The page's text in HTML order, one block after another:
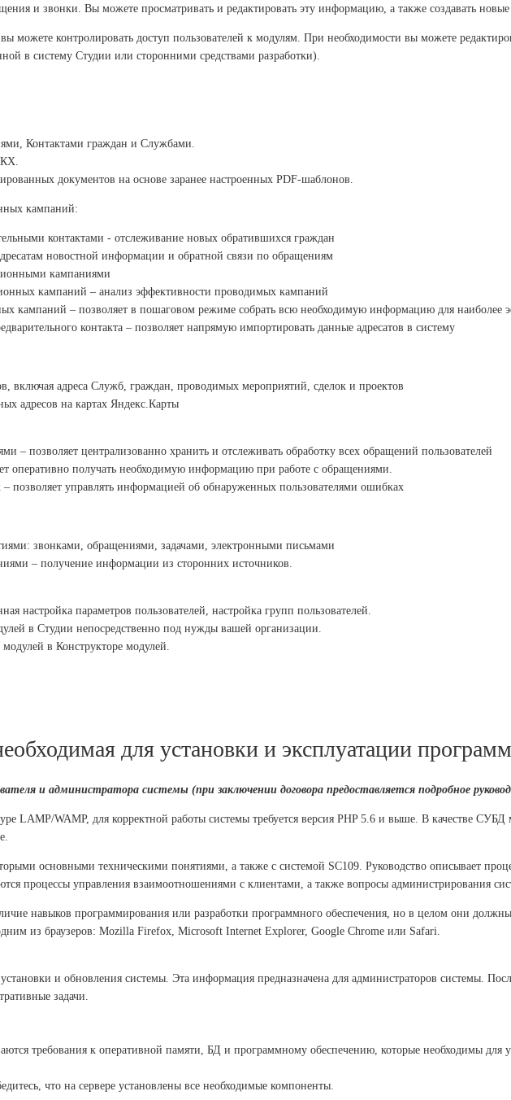
и звонки. Вы можете просматривать и редактировать эту информацию, а также создавать
можете контролировать доступ пользователей к модулям. При необходимости вы можете
в систему Студии или сторонними средствами разработки).
Контактами граждан и Службами.
документов на основе заранее настроенных PDF-шаблонов.
кампаний:
контактами - отслеживание новых обратившихся граждан
новостной информации и обратной связи по обращениям
кампаниями
кампаний – анализ эффективности проводимых кампаний
кампаний – позволяет в пошаговом режиме собрать всю необходимую информацию для наиболее
контакта – позволяет напрямую импортировать данные адресатов в систему
включая адреса Служб, граждан, проводимых мероприятий, сделок и проектов
адресов на картах Яндекс.Карты
– позволяет централизованно хранить и отслеживать обработку всех обращений пользователей
оперативно получать необходимую информацию при работе с обращениями.
позволяет управлять информацией об обнаруженных пользователями ошибках
звонками, обращениями, задачами, электронными письмами
– получение информации из сторонних источников.
настройка параметров пользователей, настройка групп пользователей.
в Студии непосредственно под нужды вашей организации.
в Конструкторе модулей.
для установки и эксплуатации
и администратора системы (при заключении договора предоставляется подробное
LAMP/WAMP, для корректной работы системы требуется версия PHP 5.6 и выше. В качестве
основными техническими понятиями, а также с системой SC109. Руководство описывает
процессы управления взаимоотношениями с клиентами, а также вопросы администрирования
навыков программирования или разработки программного обеспечения, но в целом они
из браузеров: Mozilla Firefox, Microsoft Internet Explorer, Google Chrome или Safari.
и обновления системы. Эта информация предназначена для администраторов системы.
задачи.
требования к оперативной памяти, БД и программному обеспечению, которые необходимы для
что на сервере установлены все необходимые компоненты.